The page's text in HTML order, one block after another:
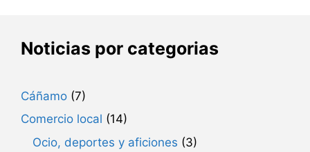
Noticias por categorias
Cáñamo (7)
Comercio local (14)
Ocio, deportes y aficiones (3)